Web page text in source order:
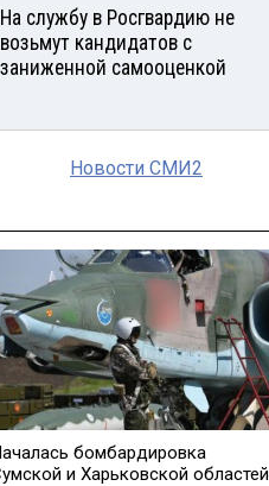
На службу в Росгвардию не
возьмут кандидатов с
заниженной самооценкой
Новости СМИ2
бомбардировка
и Харьковской областей